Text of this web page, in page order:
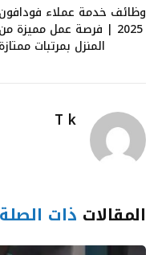
وظائف خدمة عملاء فودافون
2025 | فرصة عمل مميزة من
المنزل بمرتبات ممتازة
T k
المقالات ذات الصلة